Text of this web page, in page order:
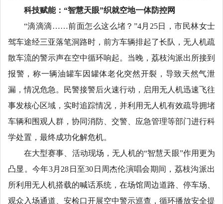
科技赋能：“智慧天眼”织就空地一体防控网
“滴滴滴……前面怎么这么堵？”4月25日，市民林女士
驾车途经三亚落笔洞路时，前方车辆排起了长队，无人机疏
散车流的警示声在空中循环响起。当晚，荔枝沟派出所接到
报警，称一辆油罐车因罐体老化突然开裂，导致天然气泄
漏，情况危急。民警接警后火速行动，启用无人机迅速飞往
事发核心区域，实时追踪情况，并利用无人机有效疏导拥堵
车辆和围观人群，协同消防、交警、应急管理等部门进行科
学处置，最终成功化解危机。
在大型赛事、活动现场，无人机的“智慧天眼”作用更为
凸显。今年3月28日至30日周杰伦演唱会期间，荔枝沟派出
所利用无人机搭载的喊话系统，在场馆周边道路、停车场、
观众入场通道、安检口开展空中警示巡查，循环播放安全提